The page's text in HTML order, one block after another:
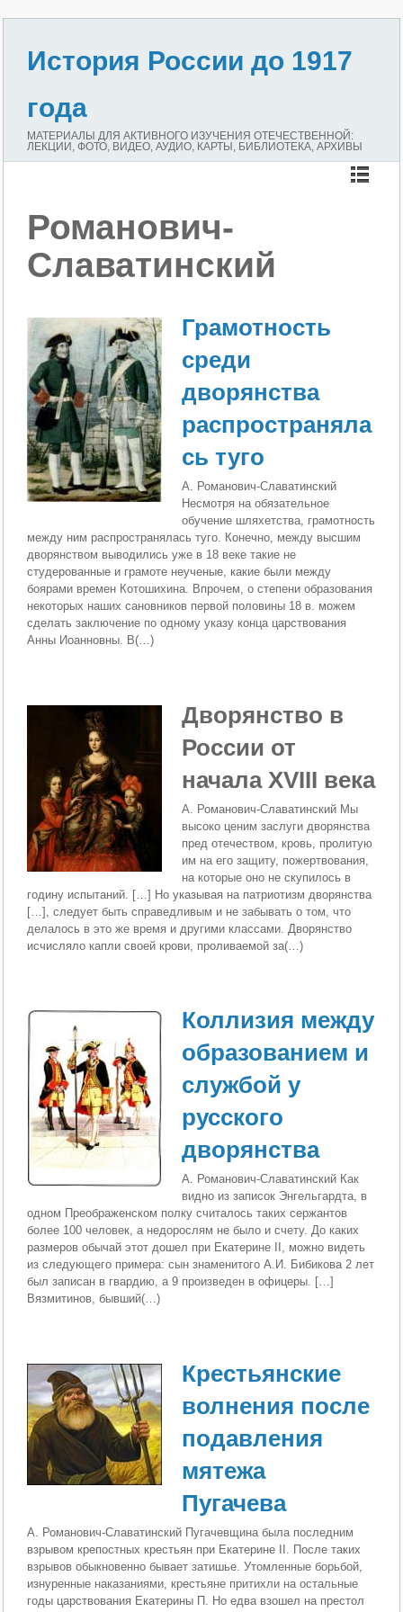
История России до 1917
года
МАТЕРИАЛЫ ДЛЯ АКТИВНОГО ИЗУЧЕНИЯ ОТЕЧЕСТВЕННОЙ:
ЛЕКЦИИ, ФОТО, ВИДЕО, АУДИО, КАРТЫ, БИБЛИОТЕКА, АРХИВЫ
Романович-
Славатинский
Грамотность
среди
дворянства
распространяла
сь туго
А. Романович-Славатинский
Несмотря на обязательное
обучение шляхетства, гра­мотность
между ним распространялась туго. Конечно, между высшим
дворянством выводились уже в 18 веке такие не
студерованные и грамоте неученые, какие были между
боярами времен Котошихина. Впрочем, о степени образования
некоторых наших сановников пер­вой половины 18 в. можем
сделать заключение по од­ному указу конца царствования
Анны Иоанновны. В(…)
Дворянство в
России от
начала XVIII века
А. Романович-Славатинский Мы
высоко ценим заслуги дворянства
пред отечест­вом, кровь, пролитую
им на его защиту, пожертвования,
на которые оно не скупилось в
годину испытаний. […] Но указывая на патриотизм дворянства
[…], следует быть справедливым и не забывать о том, что
делалось в это же время и другими классами. Дворянство
исчис­ляло капли своей крови, проливаемой за(…)
Коллизия между
образованием и
службой у
русского
дворянства
А. Романович-Славатинский Как
видно из записок Энгельгардта, в
одном Преоб­раженском полку считалось таких сержантов
более 100 человек, а недорослям не было и счету. До каких
раз­меров обычай этот дошел при Екатерине II, можно ви­деть
из следующего примера: сын знаменитого А.И. Би­бикова 2 лет
был записан в гвардию, а 9 произведен в офицеры. […]
Вязмитинов, бывший(…)
Крестьянские
волнения после
подавления
мятежа
Пугачева
А. Романович-Славатинский Пугачевщина была последним
взрывом крепостных крестьян при Екатерине II. После таких
взрывов обык­новенно бывает затишье. Утомленные борьбой,
изнурен­ные наказаниями, крестьяне притихли на остальные
годы царствования Екатерины П. Но едва взошел на престол